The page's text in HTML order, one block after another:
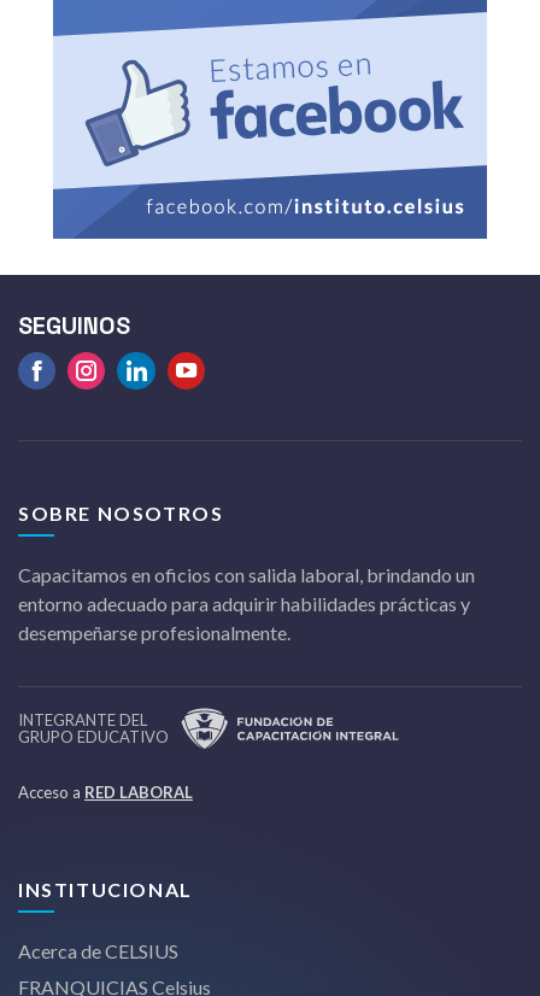
SEGUINOS
FacebookInstagramlinkedinYoutube
SOBRE NOSOTROS
Capacitamos en oficios con salida laboral, brindando un
entorno adecuado para adquirir habilidades prácticas y
desempeñarse profesionalmente.
INTEGRANTE DEL
GRUPO EDUCATIVO
Acceso a RED LABORAL
INSTITUCIONAL
Acerca de CELSIUS
FRANQUICIAS Celsius